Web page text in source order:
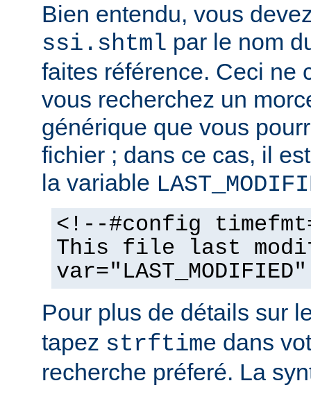
Bien entendu, vous
ssi.shtml par le nom
faites référence. Ceci ne
vous recherchez un
générique que vous
fichier ; dans ce cas, il
la variable
<!--#config
This file last
Pour plus de détails sur
tapez strftime dans
recherche préferé. La